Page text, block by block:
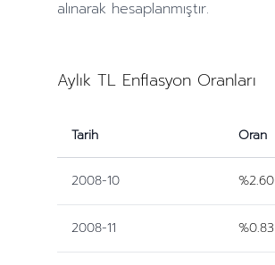
alınarak hesaplanmıştır.
Aylık TL Enflasyon Oranları
Tarih Oran
2008-10 %2.60
2008-11 %0.83